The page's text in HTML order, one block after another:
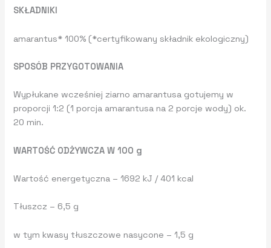
SKŁADNIKI
amarantus* 100% (*certyfikowany składnik ekologiczny)
SPOSÓB PRZYGOTOWANIA
Wypłukane wcześniej ziarno amarantusa gotujemy w
proporcji 1:2 (1 porcja amarantusa na 2 porcje wody) ok.
20 min.
WARTOŚĆ ODŻYWCZA W 100 g
Wartość energetyczna – 1692 kJ / 401 kcal
Tłuszcz – 6,5 g
w tym kwasy tłuszczowe nasycone – 1,5 g